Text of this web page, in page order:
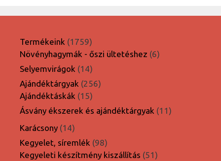
Termékeink 17591759
termék
Növényhagymák - őszi ültetéshez 66
Selyemvirágok 1414
termék
Ajándéktárgyak 256256
Ajándéktáskák 1515
termék
Ásvány ékszerek és ajándéktárgyak 1111
Karácsony 1414
termék
Kegyelet, síremlék 9898
termék
Kegyeleti készítmény kiszállítás 5151